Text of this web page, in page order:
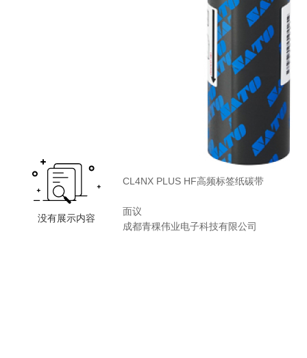
CL4NX PLUS HF高频标签纸碳带
面议
成都青稞伟业电子科技有限公司